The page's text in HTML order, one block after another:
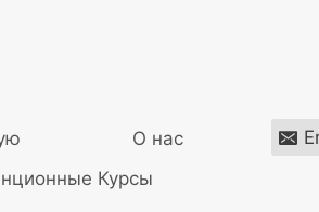
О нас
Курсы